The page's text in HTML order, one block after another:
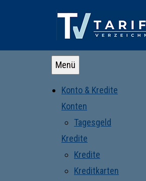
Menü
Konto & Kredite
Konten
Tagesgeld
Kredite
Kredite
Kreditkarten